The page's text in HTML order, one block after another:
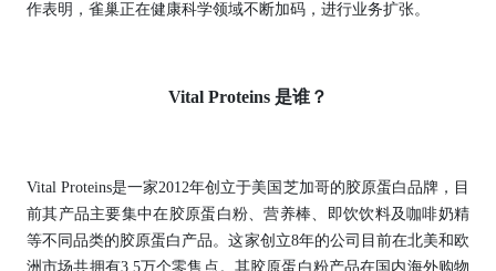
作表明，雀巢正在健康科学领域不断加码，进行业务扩张。
Vital Proteins 是谁？
Vital Proteins是一家2012年创立于美国芝加哥的胶原蛋白品牌，目
前其产品主要集中在胶原蛋白粉、营养棒、即饮饮料及咖啡奶精
等不同品类的胶原蛋白产品。这家创立8年的公司目前在北美和欧
洲市场共拥有3.5万个零售点。其胶原蛋白粉产品在国内海外购物